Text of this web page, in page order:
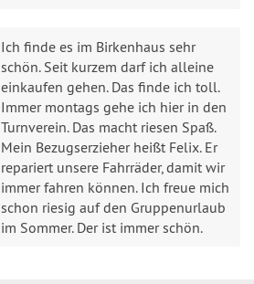
Ich finde es im Birkenhaus sehr
schön. Seit kurzem darf ich alleine
einkaufen gehen. Das finde ich toll.
Immer montags gehe ich hier in den
Turnverein. Das macht riesen Spaß.
Mein Bezugserzieher heißt Felix. Er
repariert unsere Fahrräder, damit wir
immer fahren können. Ich freue mich
schon riesig auf den Gruppenurlaub
im Sommer. Der ist immer schön.